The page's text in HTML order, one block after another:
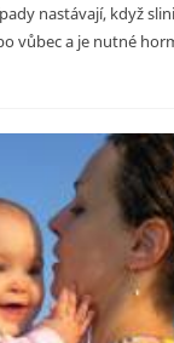
nastávají, když
vůbec a je nutné